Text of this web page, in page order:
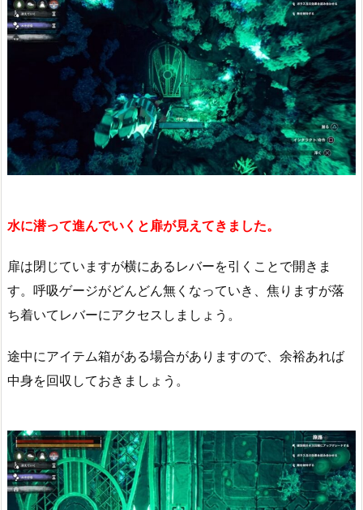
水に潜って進んでいくと扉が見えてきました。
扉は閉じていますが横にあるレバーを引くことで開きま
す。呼吸ゲージがどんどん無くなっていき、焦りますが落
ち着いてレバーにアクセスしましょう。
途中にアイテム箱がある場合がありますので、余裕あれば
中身を回収しておきましょう。